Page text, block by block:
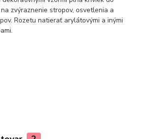
zvýraznenie stropov, osvetlenia a
Rozetu natierať arylátovými a inými